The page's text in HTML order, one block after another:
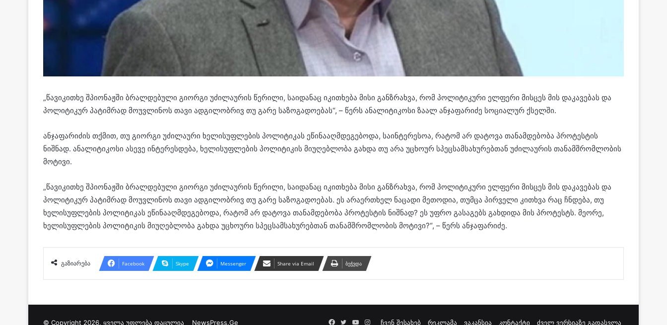
„წავიკითხე შპიონაჟში ბრალდებული გიორგი უძილაურის წერილი, საიდანაც იკითხება მისი განზრახვა, რომ პოლიტიკური ელფერი მისცეს მის დაკავებას და
პოლიტიკურ პატიმრად მოუვლინოს თავი ადგილობრივ თუ გარე საზოგადოებას“, – წერს ანალიტიკოსი ზაალ ანჯაფარიძე სოციალურ ქსელში.
ანჯაფარიძის თქმით, თუ გიორგი უძილაური ხელისუფლების პოლიტიკას ეწინააღმდეგებოდა, საინტერესოა, რატომ არ დატოვა თანამდებობა პროტესტის
ნიშნად. ანალიტიკოსი ასევე ინტერესდება, ხელისუფლების პოლიტიკის მიუღებლობა გახდა თუ არა უცხოურ სპეცსამსახურებთან უძილაურის თანამშრომლობის
მოტივი.
„წავიკითხე შპიონაჟში ბრალდებული გიორგი უძილაურის წერილი, საიდანაც იკითხება მისი განზრახვა, რომ პოლიტიკური ელფერი მისცეს მის დაკავებას და
პოლიტიკურ პატიმრად მოუვლინოს თავი ადგილობრივ თუ გარე საზოგადოებას. ეს არაერთხელ ნაცადი მეთოდია, თუმცა პირველი კითხვა რაც ჩნდება, თუ
ხელისუფლების პოლიტიკას ეწინააღმდეგებოდა, რატომ არ დატოვა თანამდებობა პროტესტის ნიშნად? ეს უფრო გასაგებს გახდიდა მის პროტესტს. მეორე,
ხელისუფლების პოლიტიკის მიუღებლობა გახდა უცხოური სპეცსამსახურებთან თანამშრომლობის მოტივი?“, – წერს ანჯაფარიძე.
გაზიარება Facebook Skype Messenger Share via Email ბეჭვდა
© Copyright 2026, ყველა უფლება დაცულია NewsPress.Ge ჩვენ შესახებ რეკლამა ვაკანსია კონტაქტი ძველ ვერსიაზე გადასვლა
Facebook
TwitterYouTube
Instagram